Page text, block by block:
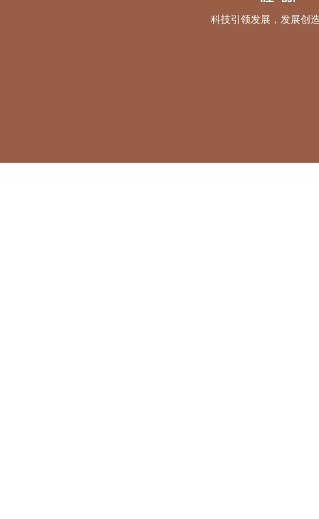
科技引领发展，发展创